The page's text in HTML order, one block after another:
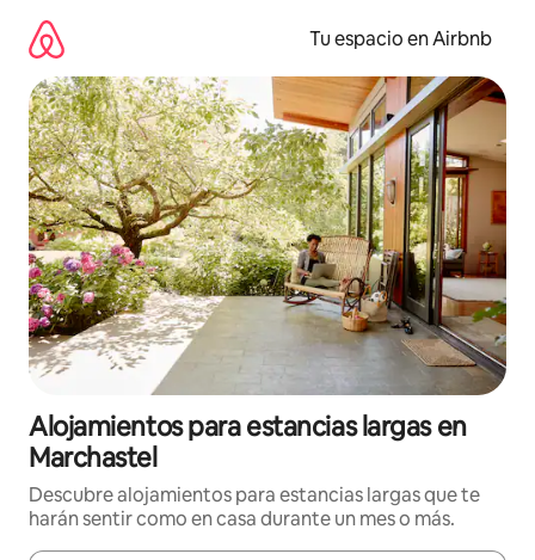
contenido
Tu espacio en Airbnb
Alojamientos para estancias largas en
Marchastel
Descubre alojamientos para estancias largas que te
harán sentir como en casa durante un mes o más.